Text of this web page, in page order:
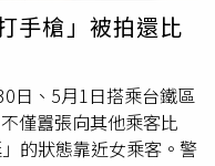
將加開台北往返花蓮列
日塞車重災區，因此
用每次去宜蘭都塞到懷
改搭火車，減輕雪隧車
步推動車隊升級。未來
新世代自強號擔任
手槍」被拍還比
日、5月1日搭乘台鐵區
僅囂張向其他乘客比
的狀態靠近女乘客。警